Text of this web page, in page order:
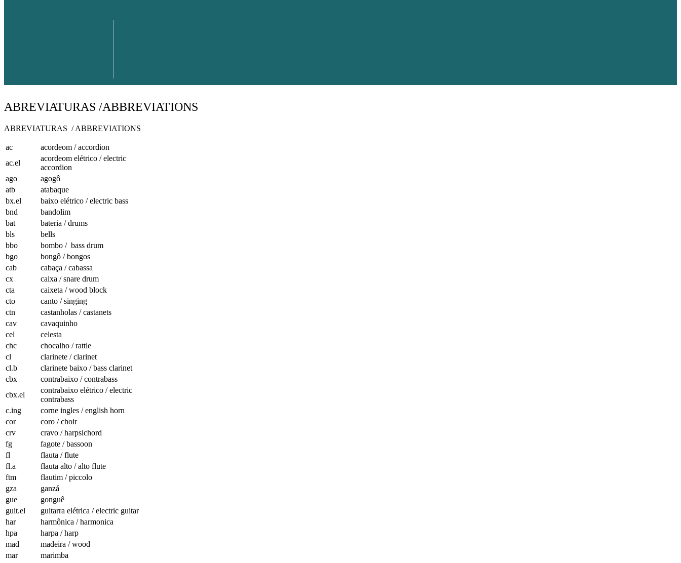
ABREVIATURAS /ABBREVIATIONS
ABREVIATURAS / ABBREVIATIONS
ac
acordeom / accordion
ac.el
acordeom elétrico / electric
accordion
ago
agogô
atb
atabaque
bx.el
baixo elétrico / electric bass
bnd
bandolim
bat
bateria / drums
bls
bells
bbo
bombo / bass drum
bgo
bongô / bongos
cab
cabaça / cabassa
cx
caixa / snare drum
cta
caixeta / wood block
cto
canto / singing
ctn
castanholas / castanets
cav
cavaquinho
cel
celesta
chc
chocalho / rattle
cl
clarinete / clarinet
cl.b
clarinete baixo / bass clarinet
cbx
contrabaixo / contrabass
cbx.el
contrabaixo elétrico / electric
contrabass
c.ing
corne ingles / english horn
cor
coro / choir
crv
cravo / harpsichord
fg
fagote / bassoon
fl
flauta / flute
fl.a
flauta alto / alto flute
ftm
flautim / piccolo
gza
ganzá
gue
gonguê
guit.el
guitarra elétrica / electric guitar
har
harmônica / harmonica
hpa
harpa / harp
mad
madeira / wood
mar
marimba